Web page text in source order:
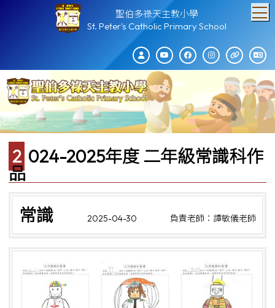
聖伯多祿天主教小學
St. Peter's Catholic Primary School
2024-2025年度 二年級常識科作
品
常識
2025-04-30 負責老師：譚敏儀老師